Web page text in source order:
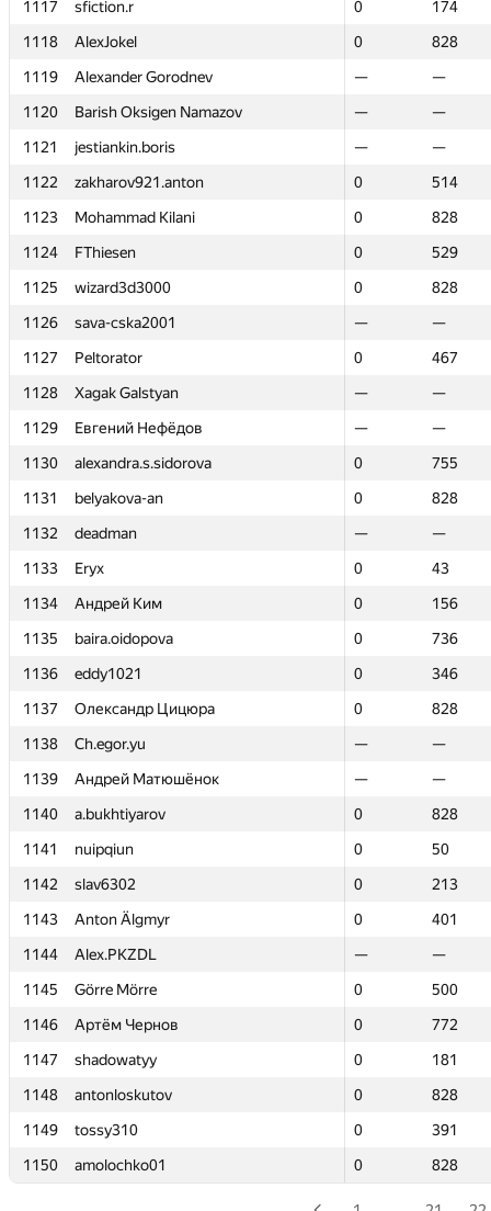
1117
sfiction.r 0
174
1118
AlexJokel 0
828
1119
Alexander Gorodnev —
—
1120
Barish Oksigen Namazov —
—
1121
jestiankin.boris —
—
1122
zakharov921.anton 0
514
1123
Mohammad Kilani 0
828
1124
FThiesen 0
529
1125
wizard3d3000 0
828
1126
sava-cska2001 —
—
1127
Peltorator 0
467
1128
Xagak Galstyan —
—
1129
Евгений Нефёдов —
—
1130
alexandra.s.sidorova 0
755
1131
belyakova-an 0
828
1132
deadman —
—
1133
Eryx 0
43
1134
Андрей Ким 0
156
1135
baira.oidopova 0
736
1136
eddy1021 0
346
1137
Олександр Цицюра 0
828
1138
Ch.egor.yu —
—
1139
Андрей Матюшёнок —
—
1140
a.bukhtiyarov 0
828
1141
nuipqiun 0
50
1142
slav6302 0
213
1143
Anton Älgmyr 0
401
1144
Alex.PKZDL —
—
1145
Görre Mörre 0
500
1146
Артём Чернов 0
772
1147
shadowatyy 0
181
1148
antonloskutov 0
828
1149
tossy310 0
391
1150
amolochko01 0 828
1117
sfiction.r 0
174
1118
AlexJokel 0
828
1119
Alexander Gorodnev —
—
1120
Barish Oksigen Namazov —
—
1121
jestiankin.boris —
—
1122
zakharov921.anton 0
514
1123
Mohammad Kilani 0
828
1124
FThiesen 0
529
1125
wizard3d3000 0
828
1126
sava-cska2001 —
—
1127
Peltorator 0
467
1128
Xagak Galstyan —
—
1129
Евгений Нефёдов —
—
1130
alexandra.s.sidorova 0
755
1131
belyakova-an 0
828
1132
deadman —
—
1133
Eryx 0
43
1134
Андрей Ким 0
156
1135
baira.oidopova 0
736
1136
eddy1021 0
346
1137
Олександр Цицюра 0
828
1138
Ch.egor.yu —
—
1139
Андрей Матюшёнок —
—
1140
a.bukhtiyarov 0
828
1141
nuipqiun 0
50
1142
slav6302 0
213
1143
Anton Älgmyr 0
401
1144
Alex.PKZDL —
—
1145
Görre Mörre 0
500
1146
Артём Чернов 0
772
1147
shadowatyy 0
181
1148
antonloskutov 0
828
1149
tossy310 0
391
1150
amolochko01 0 828